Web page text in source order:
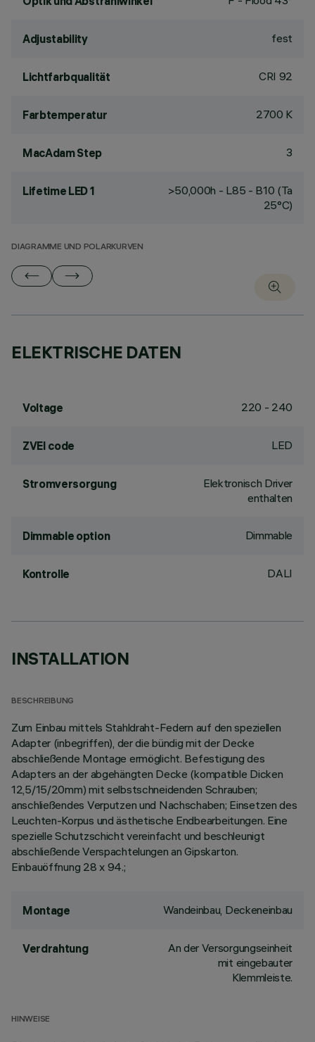
Adjustability fest
Lichtfarbqualität CRI 92
Farbtemperatur 2700 K
MacAdam Step 3
Lifetime LED 1
>50,000h - L85 - B10 (Ta
25°C)
DIAGRAMME UND POLARKURVEN
ELEKTRISCHE DATEN
Voltage 220 - 240
ZVEI code LED
Stromversorgung
Elektronisch Driver
enthalten
Dimmable option Dimmable
Kontrolle DALI
INSTALLATION
BESCHREIBUNG
Zum Einbau mittels Stahldraht-Federn auf den speziellen
Adapter (inbegriffen), der die bündig mit der Decke
abschließende Montage ermöglicht. Befestigung des
Adapters an der abgehängten Decke (kompatible Dicken
12,5/15/20mm) mit selbstschneidenden Schrauben;
anschließendes Verputzen und Nachschaben; Einsetzen des
Leuchten-Korpus und ästhetische Endbearbeitungen. Eine
spezielle Schutzschicht vereinfacht und beschleunigt
abschließende Verspachtelungen an Gipskarton.
Einbauöffnung 28 x 94.;
Montage Wandeinbau, Deckeneinbau
Verdrahtung
An der Versorgungseinheit
mit eingebauter
Klemmleiste.
HINWEISE